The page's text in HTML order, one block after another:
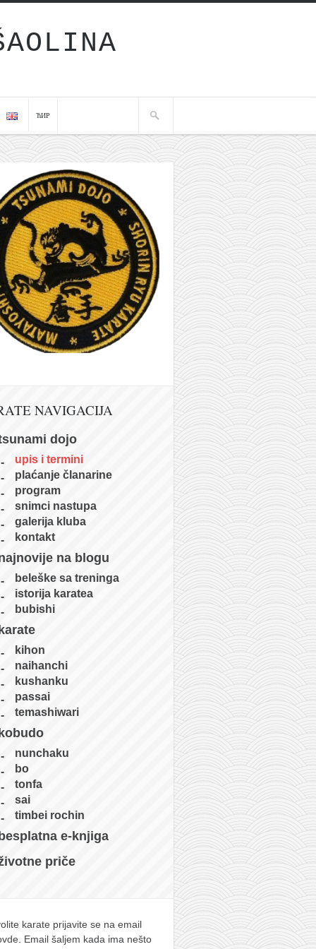
ЋИР
NAVIGACIJA
dojo
upis i termini
plaćanje članarine
program
snimci nastupa
galerija kluba
kontakt
na blogu
beleške sa treninga
istorija karatea
bubishi
kihon
naihanchi
kushanku
passai
temashiwari
nunchaku
bo
tonfa
sai
timbei rochin
e-knjiga
priče
karate prijavite se na email
Email šaljem kada ima nešto